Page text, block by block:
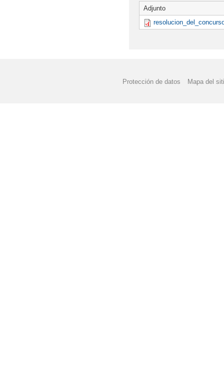
Adjunto
Protección de datos Mapa del